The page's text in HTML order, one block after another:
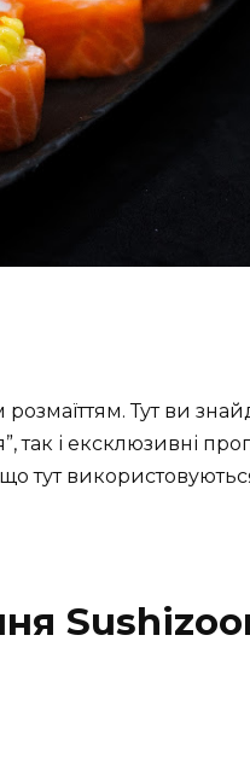
Тут ви
так і ексклюзивні
тут